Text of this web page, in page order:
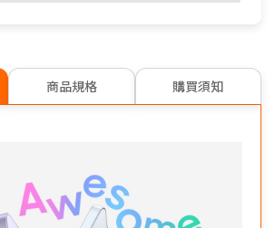
商品規格 購買須知